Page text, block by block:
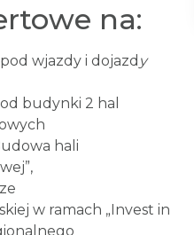
na:
wjazdy i dojazd y
budynki 2 hal
hali
w ramach „Invest in